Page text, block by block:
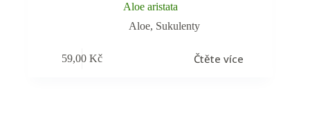
Aloe aristata
Aloe, Sukulenty
59,00Kč Čtěte více